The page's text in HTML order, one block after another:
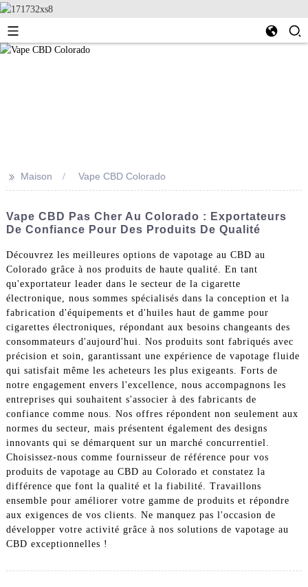
>> Maison Vape CBD Colorado
Vape CBD Pas Cher Au Colorado : Exportateurs
De Confiance Pour Des Produits De Qualité
Découvrez les meilleures options de vapotage au CBD au
Colorado grâce à nos produits de haute qualité. En tant
qu'exportateur leader dans le secteur de la cigarette
électronique, nous sommes spécialisés dans la conception et la
fabrication d'équipements et d'huiles haut de gamme pour
cigarettes électroniques, répondant aux besoins changeants des
consommateurs d'aujourd'hui. Nos produits sont fabriqués avec
précision et soin, garantissant une expérience de vapotage fluide
qui satisfait même les acheteurs les plus exigeants. Forts de
notre engagement envers l'excellence, nous accompagnons les
entreprises qui souhaitent s'associer à des fabricants de
confiance comme nous. Nos offres répondent non seulement aux
normes du secteur, mais présentent également des designs
innovants qui se démarquent sur un marché concurrentiel.
Choisissez-nous comme fournisseur de référence pour vos
produits de vapotage au CBD au Colorado et constatez la
différence que font la qualité et la fiabilité. Travaillons
ensemble pour améliorer votre gamme de produits et répondre
aux exigences de vos clients. Ne manquez pas l'occasion de
développer votre activité grâce à nos solutions de vapotage au
CBD exceptionnelles !